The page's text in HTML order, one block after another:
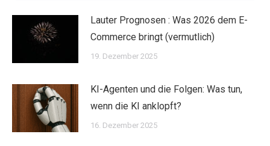
Lauter Prognosen : Was 2026 dem E-
Commerce bringt (vermutlich)
19. Dezember 2025
KI-Agenten und die Folgen: Was tun,
wenn die KI anklopft?
16. Dezember 2025